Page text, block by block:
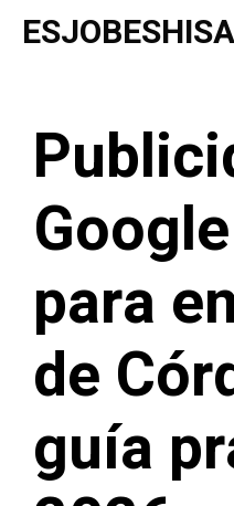
Saltar
para
de
guía